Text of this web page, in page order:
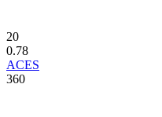
20
0.78
ACES
360